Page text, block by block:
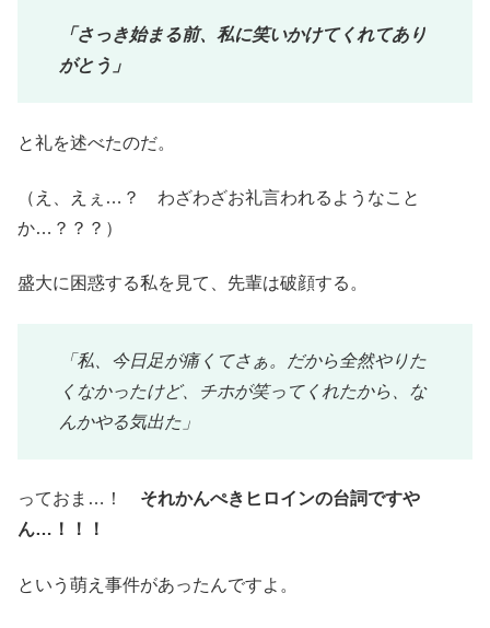
「さっき始まる前、私に笑いかけてくれてあり
がとう」
と礼を述べたのだ。
（え、えぇ…？ わざわざお礼言われるようなこと
か…？？？）
盛大に困惑する私を見て、先輩は破顔する。
「私、今日足が痛くてさぁ。だから全然やりた
くなかったけど、チホが笑ってくれたから、な
んかやる気出た」
っておま…！ それかんぺきヒロインの台詞ですや
ん…！！！
という萌え事件があったんですよ。